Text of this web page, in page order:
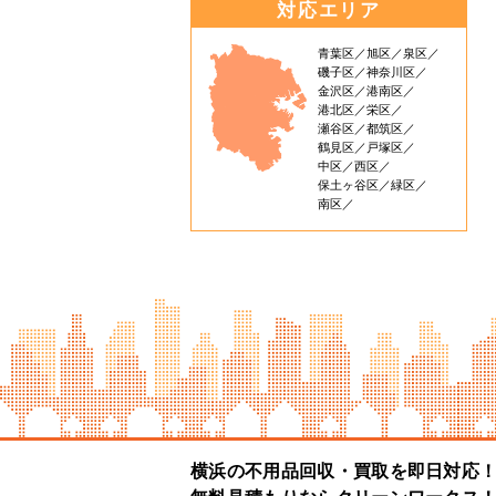
対応エリア
青葉区 旭区
泉区
磯子区
神奈川区
金沢区
港南区
港北区
栄区
瀬谷区
都筑区
鶴見区
戸塚区
中区
西区
保土ヶ谷区
緑区
南区
横浜の不用品回収・買取を即日対応